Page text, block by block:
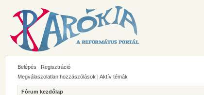
Belépés Regisztráció
Megválaszolatlan hozzászólások | Aktív témák
Fórum kezdőlap